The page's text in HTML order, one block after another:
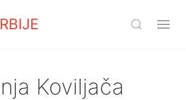
Koviljača